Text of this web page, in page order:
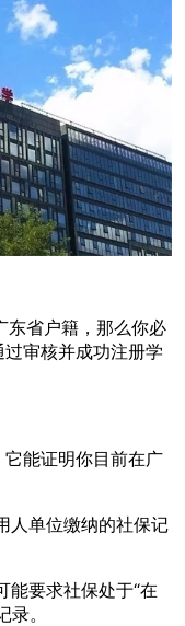
东省户籍，那么你必
过审核并成功注册学
能证明你目前在广
人单位缴纳的社保记
能要求社保处于“在
。